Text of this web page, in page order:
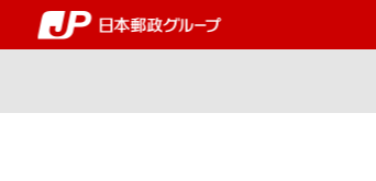
郵便局・日本郵政グルー